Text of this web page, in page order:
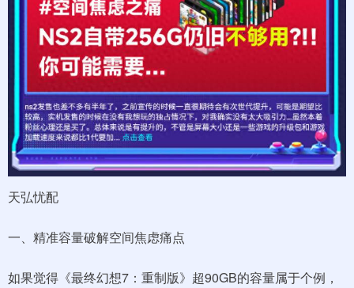
天弘忧配
一、精准容量破解空间焦虑痛点
如果觉得《最终幻想7：重制版》超90GB的容量属于个例，